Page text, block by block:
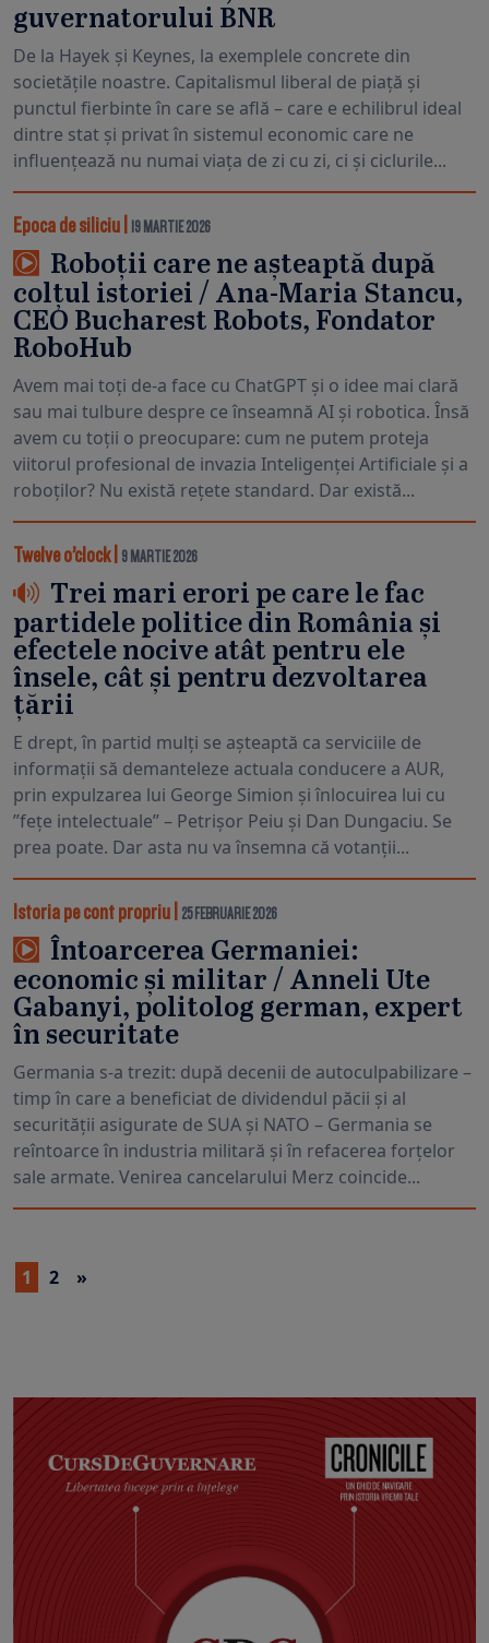
guvernatorului BNR
De la Hayek și Keynes, la exemplele concrete din
societățile noastre. Capitalismul liberal de piață și
punctul fierbinte în care se află – care e echilibrul ideal
dintre stat și privat în sistemul economic care ne
influențează nu numai viața de zi cu zi, ci și ciclurile...
Epoca de siliciu 19 MARTIE 2026
Roboții care ne așteaptă după
colțul istoriei / Ana-Maria Stancu,
CEO Bucharest Robots, Fondator
RoboHub
Avem mai toți de-a face cu ChatGPT și o idee mai clară
sau mai tulbure despre ce înseamnă AI și robotica. Însă
avem cu toții o preocupare: cum ne putem proteja
viitorul profesional de invazia Inteligenței Artificiale și a
roboților? Nu există rețete standard. Dar există...
Twelve o’clock| 9 MARTIE 2026
Trei mari erori pe care le fac
partidele politice din România și
efectele nocive atât pentru ele
însele, cât și pentru dezvoltarea
țării
E drept, în partid mulți se așteaptă ca serviciile de
informații să demanteleze actuala conducere a AUR,
prin expulzarea lui George Simion și înlocuirea lui cu
”fețe intelectuale” – Petrișor Peiu și Dan Dungaciu. Se
prea poate. Dar asta nu va însemna că votanții...
Istoria pe cont propriu 25 FEBRUARIE 2026
Întoarcerea Germaniei:
economic și militar / Anneli Ute
Gabanyi, politolog german, expert
în securitate
Germania s-a trezit: după decenii de autoculpabilizare –
timp în care a beneficiat de dividendul păcii și al
securității asigurate de SUA și NATO – Germania se
reîntoarce în industria militară și în refacerea forțelor
sale armate. Venirea cancelarului Merz coincide...
1 2 »